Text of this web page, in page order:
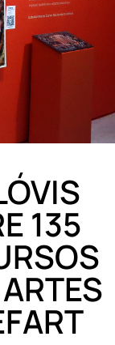
135